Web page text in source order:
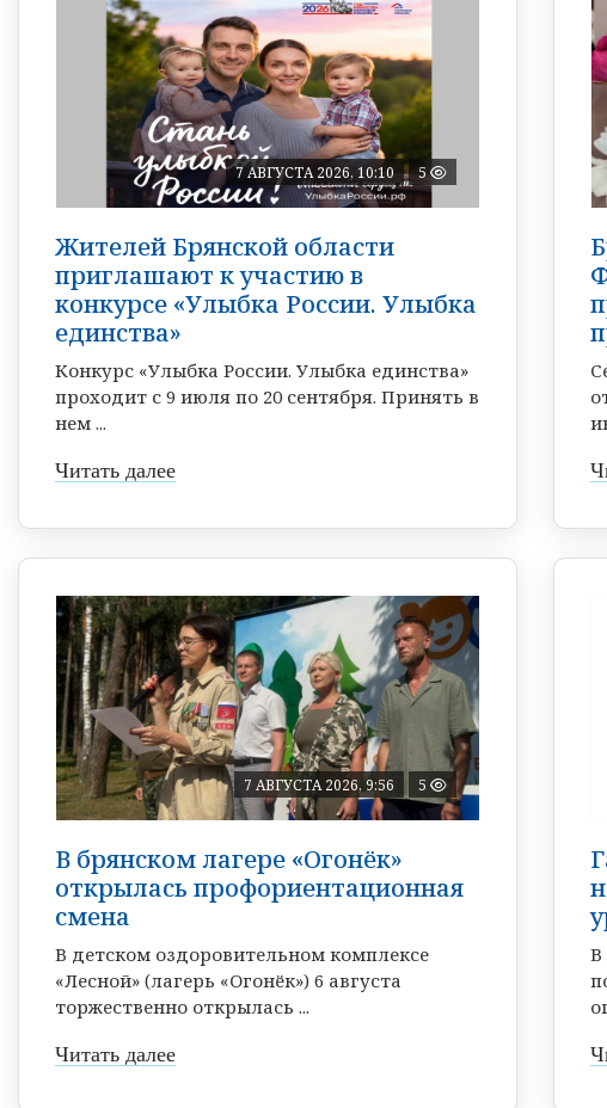
7 АВГУСТА 2026, 10:10 5
Жителей Брянской области
приглашают к участию в
конкурсе «Улыбка России. Улыбка
единства»
Конкурс «Улыбка России. Улыбка единства»
проходит с 9 июля по 20 сентября. Принять в
нем ...
Читать далее
7 АВГУСТА 2026, 9:56 5
В брянском лагере «Огонёк»
открылась профориентационная
смена
В детском оздоровительном комплексе
«Лесной» (лагерь «Огонёк») 6 августа
торжественно открылась ...
Читать далее
В